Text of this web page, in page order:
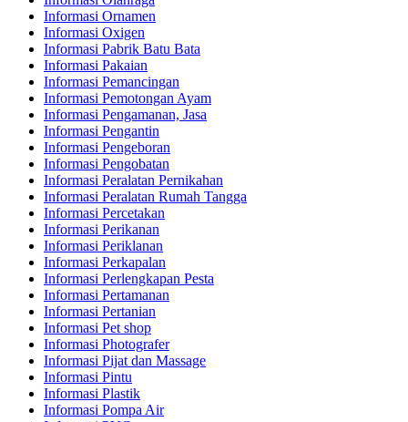
Informasi Ornamen
Informasi Oxigen
Informasi Pabrik Batu Bata
Informasi Pakaian
Informasi Pemancingan
Informasi Pemotongan Ayam
Informasi Pengamanan, Jasa
Informasi Pengantin
Informasi Pengeboran
Informasi Pengobatan
Informasi Peralatan Pernikahan
Informasi Peralatan Rumah Tangga
Informasi Percetakan
Informasi Perikanan
Informasi Periklanan
Informasi Perkapalan
Informasi Perlengkapan Pesta
Informasi Pertamanan
Informasi Pertanian
Informasi Pet shop
Informasi Photografer
Informasi Pijat dan Massage
Informasi Pintu
Informasi Plastik
Informasi Pompa Air